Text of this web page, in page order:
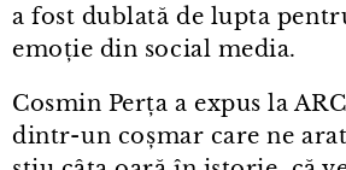
a fost dublată de lupta
emoție din social media.
Cosmin Perța a expus la
dintr⁠-⁠un coșmar care ne